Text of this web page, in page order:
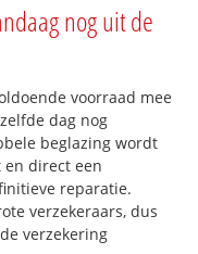
nog uit de
voorraad mee
dag nog
beglazing wordt
en direct een
reparatie.
verzekeraars, dus
verzekering